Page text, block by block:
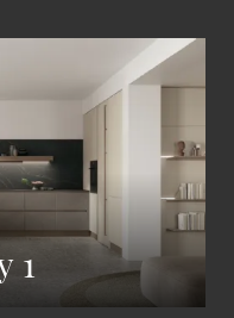
1